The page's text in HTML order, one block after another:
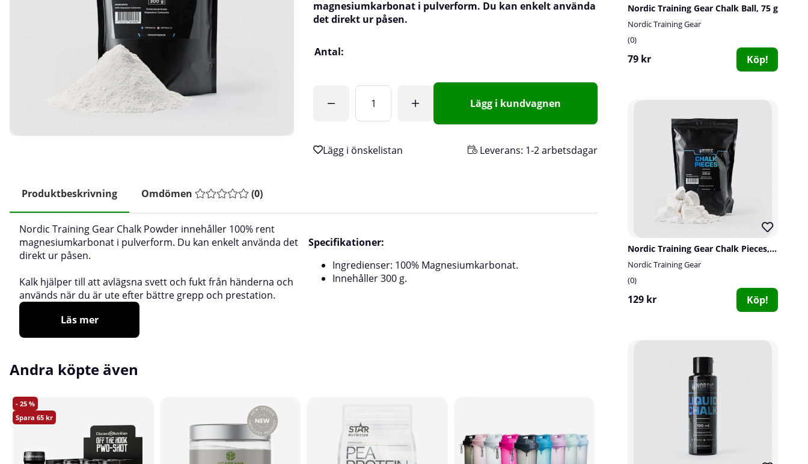
magnesiumkarbonat i pulverform. Du kan enkelt använda
det direkt ur påsen.
Antal:
Lägg i kundvagnen
Leverans: 1-2 arbetsdagar
Nordic Training Gear Chalk Ball, 75 g
Nordic Training Gear
0
79 kr Köp!
Nordic Training Gear Chalk Pieces, 300 g
Nordic Training Gear
0
129 kr Köp!
Produktbeskrivning Omdömen (0)
Nordic Training Gear Chalk Powder innehåller 100% rent
magnesiumkarbonat i pulverform. Du kan enkelt använda det
direkt ur påsen.
Kalk hjälper till att avlägsna svett och fukt från händerna och
används när du är ute efter bättre grepp och prestation.
Specifikationer:
Ingredienser: 100% Magnesiumkarbonat.
Innehåller 300 g.
Läs mer
Andra köpte även
25
65